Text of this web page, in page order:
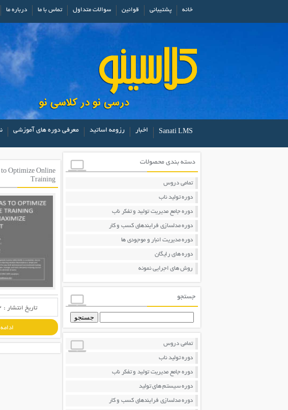
خانه پشتیبانی قوانین سوالات متداول تماس با ما درباره ما
Sanati LMS اخبار رزومه اساتید معرفی دوره های آموزشی
دسته بندی محصولات
تمامی دروس
دوره تولید ناب
دوره جامع مدیریت تولید و تفکر ناب
دوره مدلسازی فرایندهای کسب و کار
دوره مدیریت انبار و موجودی ها
دوره های رایگان
روش های اجرایی نمونه
جستجو
جستجو
تمامی دروس
دوره تولید ناب
دوره جامع مدیریت تولید و تفکر ناب
دوره سیستم های تولید
دوره مدلسازی فرایندهای کسب و کار
to Optimize Online
Training
تاریخ انتشار : 12 / 03 / 2017